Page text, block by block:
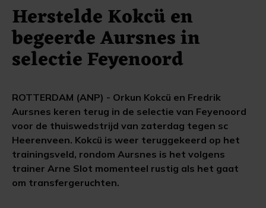
Herstelde Kokcü en
begeerde Aursnes in
selectie Feyenoord
ROTTERDAM (ANP) - Orkun Kokcü en Fredrik
Aursnes keren terug in de selectie van Feyenoord
voor de thuiswedstrijd van zaterdag tegen sc
Heerenveen. Kokcü is weer teruggekeerd op het
trainingsveld, rondom Aursnes is het volgens
trainer Arne Slot momenteel rustig als het gaat
om transfergeruchten.